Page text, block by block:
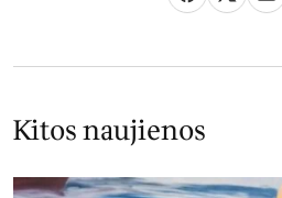
Kitos naujienos